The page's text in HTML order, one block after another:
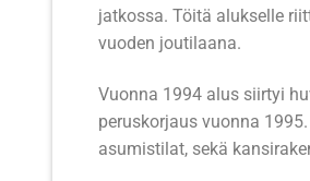
jatkossa. Töitä alukselle
vuoden joutilaana.
Vuonna 1994 alus siirtyi
peruskorjaus vuonna
asumistilat, sekä